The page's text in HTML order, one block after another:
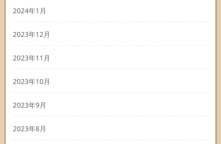
2024年1月
2023年12月
2023年11月
2023年10月
2023年9月
2023年8月